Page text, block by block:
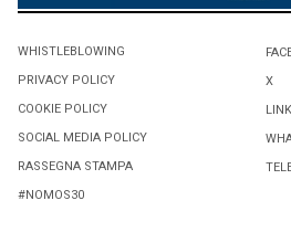
WHISTLEBLOWING
PRIVACY POLICY
COOKIE POLICY
SOCIAL MEDIA POLICY
RASSEGNA STAMPA
#NOMOS30
X